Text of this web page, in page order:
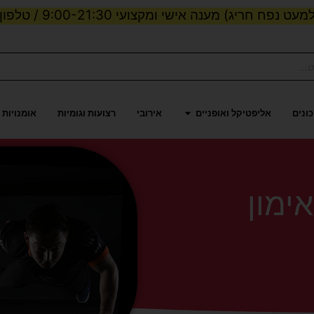
נפח חריג) מענה אישי ומקצועי 9:00-21:30 / טלפון:
וכוחאליפטיקל ואופניים פתח אליפטיקל ואופניים
אירובי רצועות וגומיות